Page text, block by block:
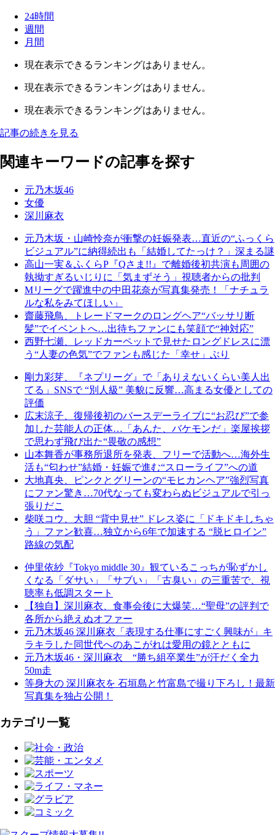
24時間
週間
月間
現在表示できるランキングはありません。
現在表示できるランキングはありません。
現在表示できるランキングはありません。
記事の続きを見る
関連キーワードの記事を探す
元乃木坂46
女優
深川麻衣
元乃木坂・山崎怜奈が衝撃の妊娠発表…直近の“ふっくら
ビジュアル”に納得続出も「結婚してたっけ？」深まる謎
高山一実＆ふくらP『Qさま!!』で離婚後初共演も周囲の
執拗すぎるいじりに「気まずそう」視聴者からの批判
Mリーグで躍進中の中田花奈が写真集発売！「ナチュラ
ルな私をみてほしい」
齋藤飛鳥、トレードマークのロングヘア“バッサリ断
髪”でイベントへ…出待ちファンにも笑顔で“神対応”
西野七瀬、レッドカーペットで見せたロングドレスに漂
う“人妻の色気”でファンも感じた「幸せ」ぶり
剛力彩芽、『ネプリーグ』で「ありえないくらい美人出
てる」SNSで “別人級” 美貌に反響…高まる女優としての
評価
広末涼子、復帰後初のバースデーライブに“お忍び”で参
加した芸能人の正体…「あんた、バケモンだ」楽屋挨拶
で思わず飛び出た“畏敬の感想”
山本舞香が事務所退所を発表、フリーで活動へ…海外生
活も“匂わせ”結婚・妊娠で進む“スローライフ”への道
大地真央、ピンクとグリーンの“モヒカンヘア”強烈写真
にファン驚き…70代なっても変わらぬビジュアルで引っ
張りだこ
柴咲コウ、大胆 “背中見せ” ドレス姿に「ドキドキしちゃ
う」ファン歓喜…独立から6年で加速する “脱ヒロイン”
路線の気配
仲里依紗『Tokyo middle 30』観ているこっちが恥ずかし
くなる「ダサい」「サブい」「古臭い」の三重苦で、視
聴率も低調スタート
【独自】深川麻衣、食事会後に大爆笑…“聖母”の評判で
各所から絶えぬオファー
元乃木坂46 深川麻衣「表現する仕事にすごく興味が」キ
ラキラした同世代へのあこがれは愛用の鏡とともに
元乃木坂46・深川麻衣 “勝ち組卒業生”が汗だく全力
50m走
等身大の 深川麻衣を 石垣島と竹富島で撮り下ろし！最新
写真集を独占公開！
カテゴリ一覧